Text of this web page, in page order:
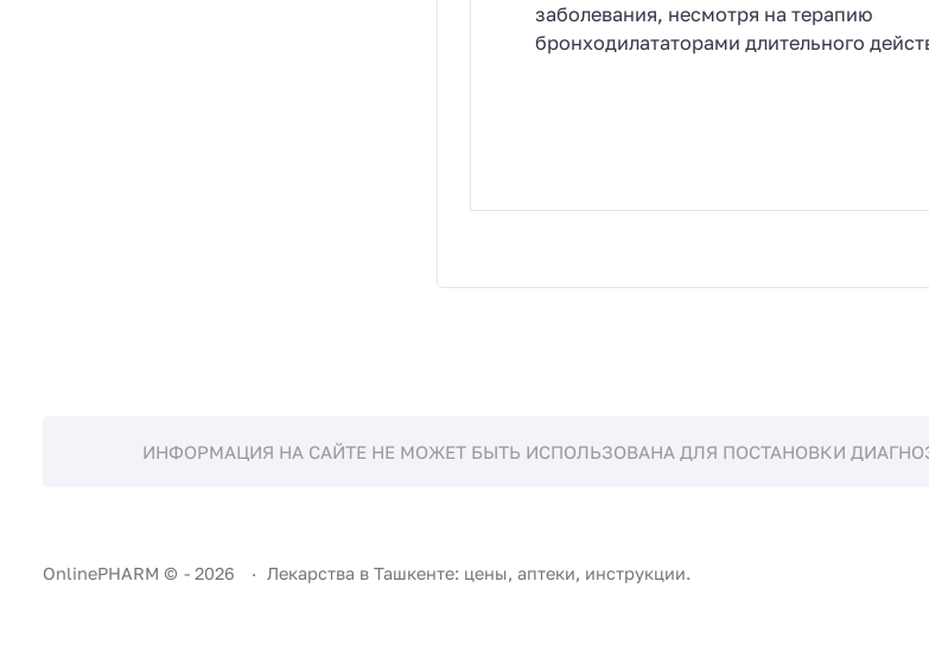
заболевания, несмотря на терапию
бронходилататорами длительного
ИНФОРМАЦИЯ НА САЙТЕ НЕ МОЖЕТ БЫТЬ ИСПОЛЬЗОВАНА ДЛЯ ПОСТАНОВКИ
OnlinePHARM © - 2026 Лекарства в Ташкенте: цены, аптеки, инструкции.